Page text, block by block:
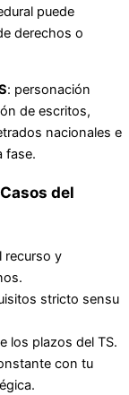
puede
derechos o
: personación
de escritos,
nacionales e
fase.
del
recurso y
stricto sensu
los plazos del TS.
con tu